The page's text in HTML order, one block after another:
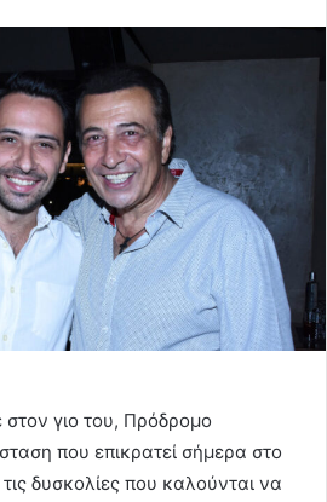
στον γιο του, Πρόδρομο
που επικρατεί σήμερα στο
δυσκολίες που καλούνται να